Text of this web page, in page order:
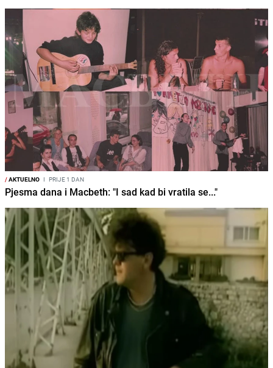
/AKTUELNO I PRIJE 1 DAN
Pjesma dana i Macbeth: "I sad kad bi vratila se..."